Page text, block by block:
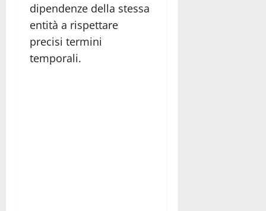
dipendenze della stessa
entità a rispettare
precisi termini
temporali.